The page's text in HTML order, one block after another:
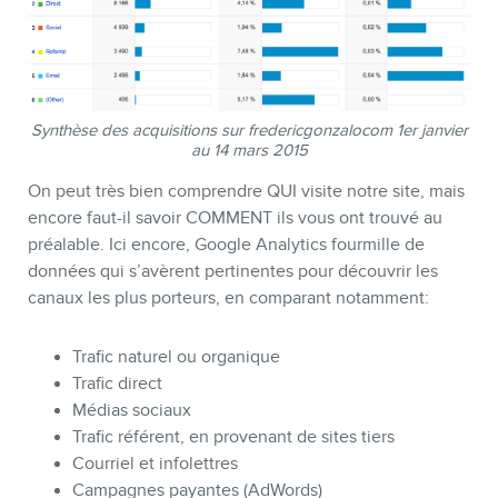
Synthèse des acquisitions sur fredericgonzalocom 1er janvier
au 14 mars 2015
On peut très bien comprendre QUI visite notre site, mais
encore faut-il savoir COMMENT ils vous ont trouvé au
préalable. Ici encore, Google Analytics fourmille de
données qui s’avèrent pertinentes pour découvrir les
canaux les plus porteurs, en comparant notamment:
Trafic naturel ou organique
Trafic direct
Médias sociaux
Trafic référent, en provenant de sites tiers
Courriel et infolettres
Campagnes payantes (AdWords)